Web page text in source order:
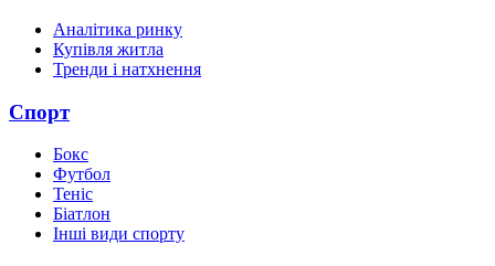
Аналітика ринку
Купівля житла
Тренди і натхнення
Спорт
Бокс
Футбол
Теніс
Біатлон
Інші види спорту